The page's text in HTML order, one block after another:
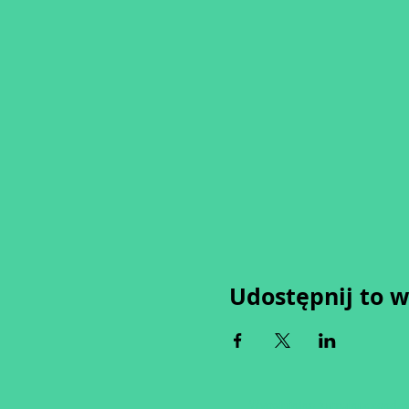
Udostępnij to